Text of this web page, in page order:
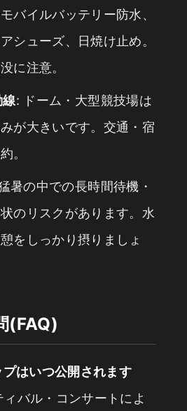
バイルバッテリー防水、
シューズ、日焼け止め。
に注意。
: ドーム・大型競技場は
が大きいです。交通・宿
。
暑の中での長時間待機・
のリスクがあります。水
をしっかり摂りましょ
(FAQ)
プはいつ公開されます
ィバル・コンサートによ